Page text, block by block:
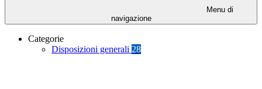
Menu di
navigazione
Categorie
Disposizioni generali 28